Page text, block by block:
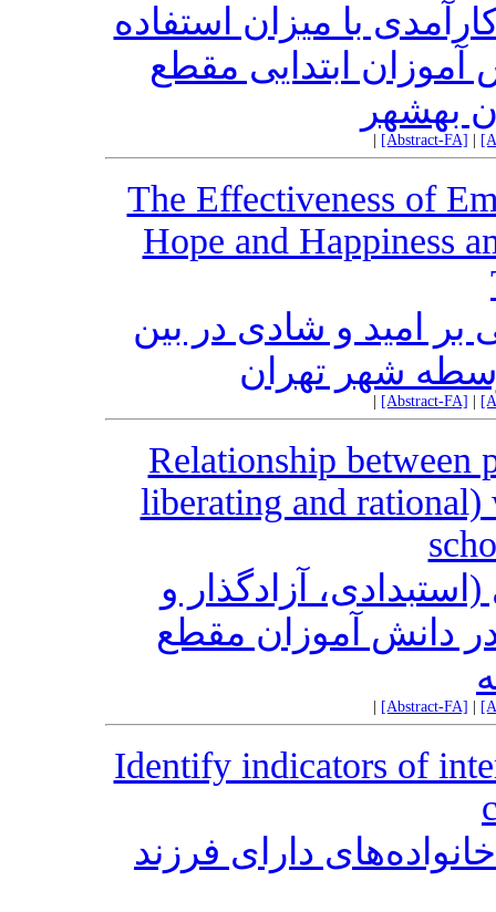
با میزان استفاده
ابتدایی مقطع
بهشهر
[Abstract-FA]
The Effectiveness of
Hope and Happiness
امید و شادی در بین
شهر تهران
[Abstract-FA]
Relationship between
liberating and rational)
آزادگذار و
دانش آموزان مقطع
[Abstract-FA]
Identify indicators of
دارای فرزند